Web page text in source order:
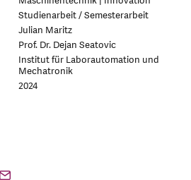
Studienarbeit / Semesterarbeit
Julian Maritz
Prof. Dr. Dejan Seatovic
Institut für Laborautomation und
Mechatronik
2024